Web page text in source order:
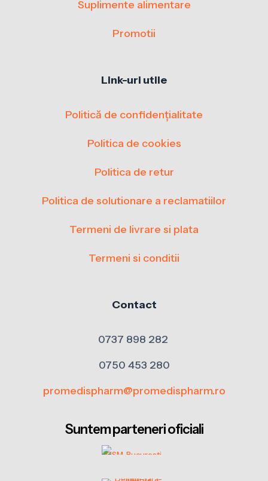
Suplimente alimentare
Promotii
Link-uri utile
Politică de confidențialitate
Politica de cookies
Politica de retur
Politica de solutionare a reclamatiilor
Termeni de livrare si plata
Termeni si conditii
Contact
0737 898 282
0750 453 280
promedispharm@promedispharm.ro
Suntem parteneri oficiali